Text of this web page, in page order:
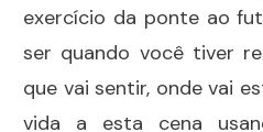
exercício da ponte ao
ser quando você tiver
que vai sentir, onde vai
vida a esta cena